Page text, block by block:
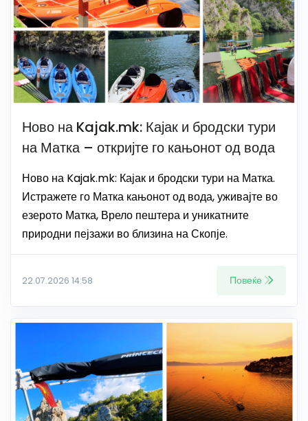
Ново на Kajak.mk: Кајак и бродски тури
на Матка – откријте го кањонот од вода
Ново на Kajak.mk: Кајак и бродски тури на Матка.
Истражете го Матка кањонот од вода, уживајте во
езерото Матка, Врело пештера и уникатните
природни пејзажи во близина на Скопје.
22.07.2026 14:58 Повеќе